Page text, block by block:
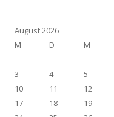
August 2026
M
D M
3
4 5
10
11 12
17
18 19